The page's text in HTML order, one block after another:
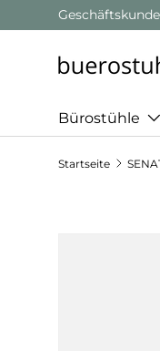
Direkt
Bürostühle
Startseite